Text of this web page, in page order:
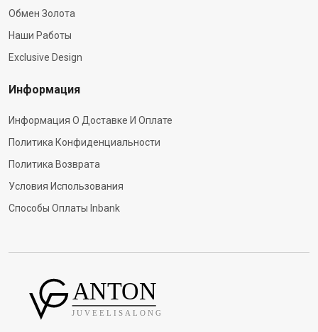
Обмен Золота
Наши Работы
Exclusive Design
Информация
Информация О Доставке И Оплате
Политика Конфиденциальности
Политика Возврата
Условия Использования
Способы Оплаты Inbank